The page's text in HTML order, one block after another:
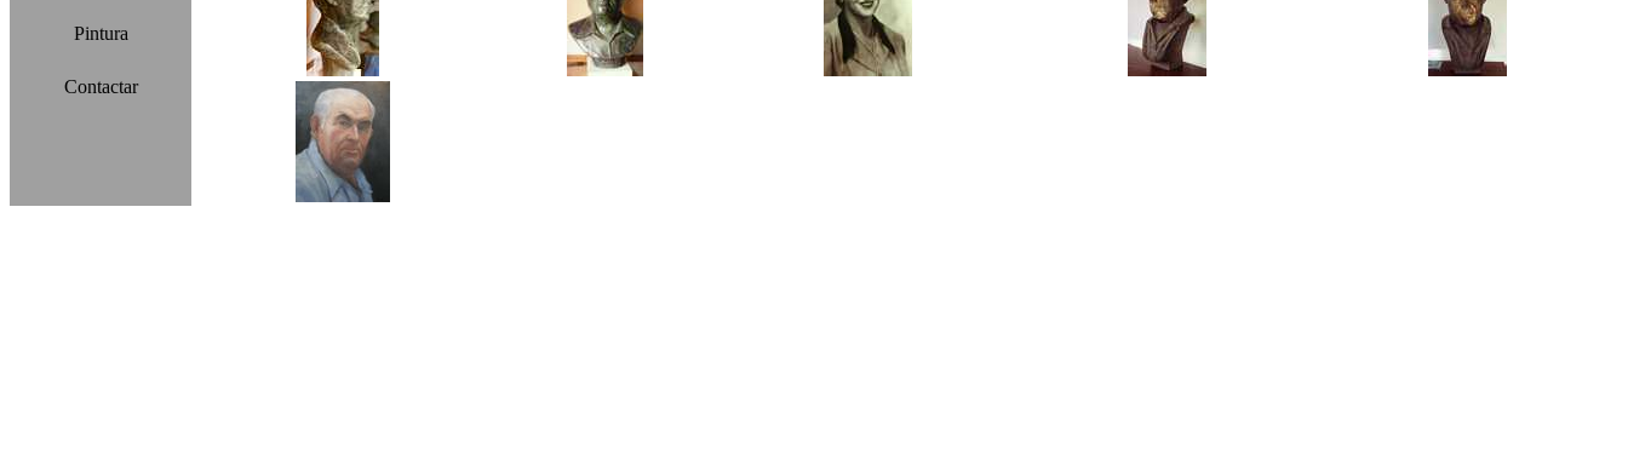
Pintura
Contactar